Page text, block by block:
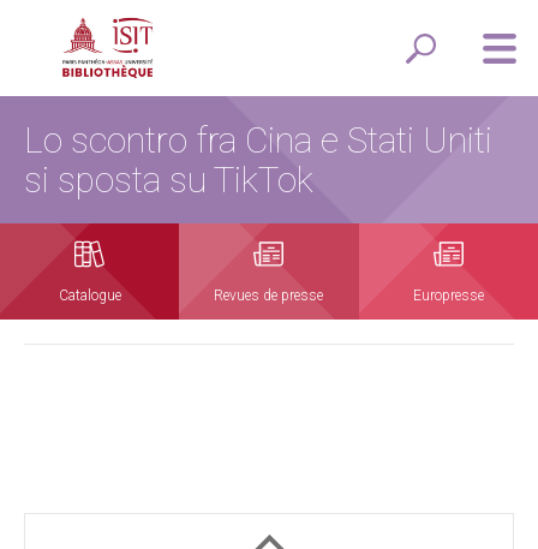
Lo scontro fra Cina e Stati Uniti
si sposta su TikTok
Catalogue Revues de presse Europresse